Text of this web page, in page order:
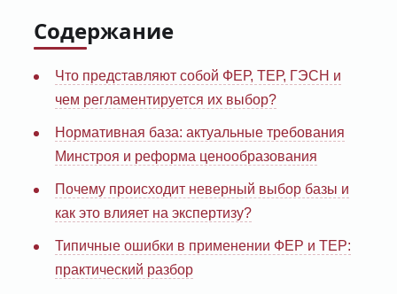
Содержание
Что представляют собой ФЕР, ТЕР, ГЭСН и
чем регламентируется их выбор?
Нормативная база: актуальные требования
Минстроя и реформа ценообразования
Почему происходит неверный выбор базы и
как это влияет на экспертизу?
Типичные ошибки в применении ФЕР и ТЕР:
практический разбор